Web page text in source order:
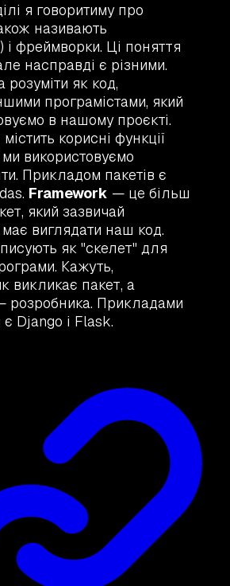
я говоритиму про
називають
і фреймворки. Ці поняття
насправді є різними.
розуміти як код,
програмістами, який
в нашому проєкті.
корисні функції
ми використовуємо
Прикладом пакетів є
Framework — це більш
який зазвичай
виглядати наш код.
як "скелет" для
Кажуть,
викликає пакет, а
розробника. Прикладами
Django і Flask.